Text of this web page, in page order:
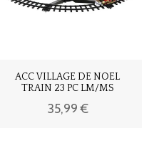
ACC VILLAGE DE NOEL
TRAIN 23 PC LM/MS
35,99 €